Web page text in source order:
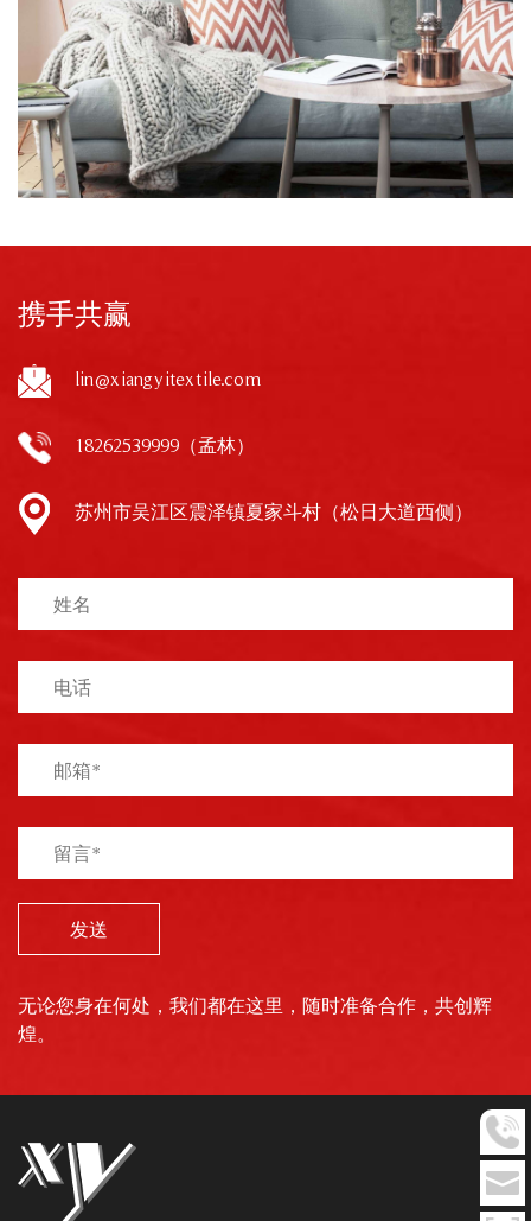
携手共赢
lin@xiangyitextile.com
18262539999（孟林）
苏州市吴江区震泽镇夏家斗村（松日大道西侧）
发送
无论您身在何处，我们都在这里，随时准备合作，共创辉
煌。